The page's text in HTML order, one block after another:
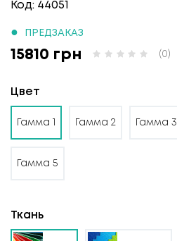
Код: 44051
● ПРЕДЗАКАЗ
15810 грн (0)
Цвет
Гамма 1 Гамма 2 Гамма 3
Гамма 5
Ткань